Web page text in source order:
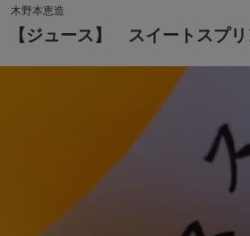
木野本恵造
【ジュース】 スイートスプリ